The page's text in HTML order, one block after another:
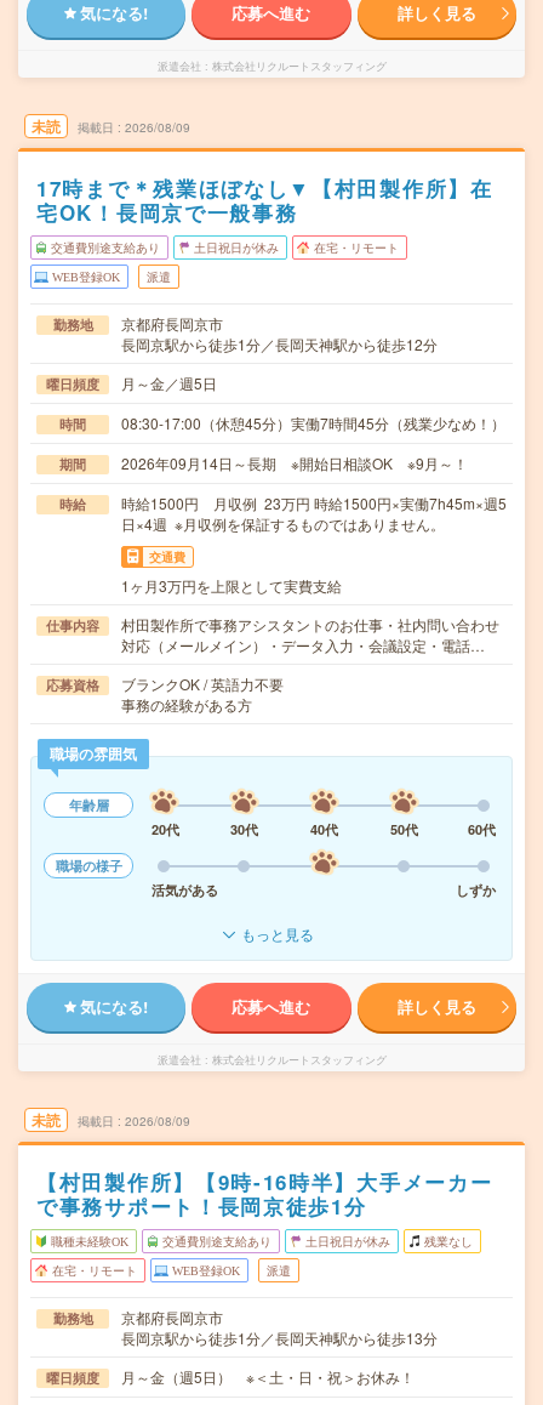
気になる! 応募へ進む 詳しく見る
派遣会社 株式会社リクルートスタッフィング
未読 掲載日 2026/08/09
17時まで＊残業ほぼなし▼【村田製作所】在
宅OK！長岡京で一般事務
交通費別途支給あり 土日祝日が休み 在宅・リモート
WEB登録OK 派遣
勤務地
京都府長岡京市
長岡京駅から徒歩1分／長岡天神駅から徒歩12分
曜日頻度 月～金／週5日
時間 08:30-17:00（休憩45分）実働7時間45分（残業少なめ！）
期間 2026年09月14日～長期 ※開始日相談OK ※9月～！
時給
時給1500円 月収例 23万円 時給1500円×実働7h45m×週5
日×4週 ※月収例を保証するものではありません。
交通費
1ヶ月3万円を上限として実費支給
仕事内容
村田製作所で事務アシスタントのお仕事・社内問い合わせ
対応（メールメイン）・データ入力・会議設定・電話…
応募資格
ブランクOK / 英語力不要
事務の経験がある方
職場の雰囲気
年齢層
20代
30代 40代 50代
60代
職場の様子
活気がある
しずか
もっと見る
気になる! 応募へ進む 詳しく見る
派遣会社 株式会社リクルートスタッフィング
未読 掲載日 2026/08/09
【村田製作所】【9時-16時半】大手メーカー
で事務サポート！長岡京徒歩1分
職種未経験OK 交通費別途支給あり 土日祝日が休み 残業なし
在宅・リモート WEB登録OK 派遣
勤務地
京都府長岡京市
長岡京駅から徒歩1分／長岡天神駅から徒歩13分
曜日頻度 月～金（週5日） ※＜土・日・祝＞お休み！